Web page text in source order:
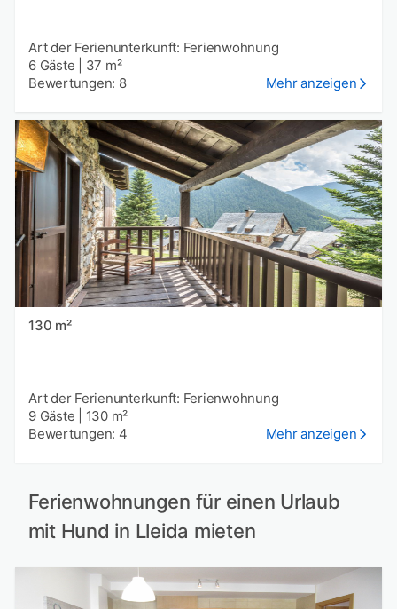
Art der Ferienunterkunft: Ferienwohnung
6 Gäste
37 m²
Bewertungen: 8
Mehr anzeigen
130 m²
Art der Ferienunterkunft: Ferienwohnung
9 Gäste
130 m²
Bewertungen: 4
Mehr anzeigen
Ferienwohnungen für einen Urlaub
mit Hund in Lleida mieten